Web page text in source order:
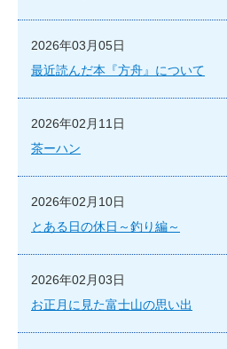
2026年03月05日
最近読んだ本『方舟』について
2026年02月11日
茶ーハン
2026年02月10日
とある日の休日～釣り編～
2026年02月03日
お正月に見た富士山の思い出